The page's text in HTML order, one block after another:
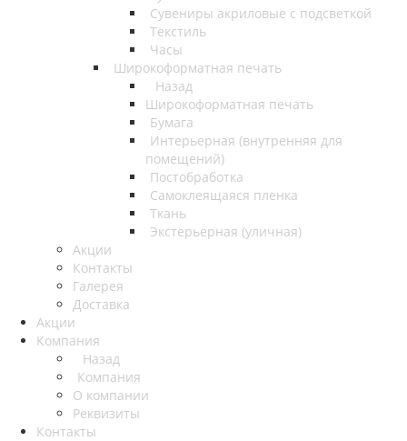
Сувениры акриловые с подсветкой
Текстиль
Часы
Широкоформатная печать
Назад
Широкоформатная печать
Бумага
Интерьерная (внутренняя для
помещений)
Постобработка
Самоклеящаяся пленка
Ткань
Экстерьерная (уличная)
Акции
Контакты
Галерея
Доставка
Акции
Компания
Назад
Компания
О компании
Реквизиты
Контакты